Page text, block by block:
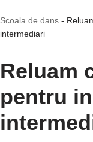
Scoala de dans -
intermediari
Reluam
pentru